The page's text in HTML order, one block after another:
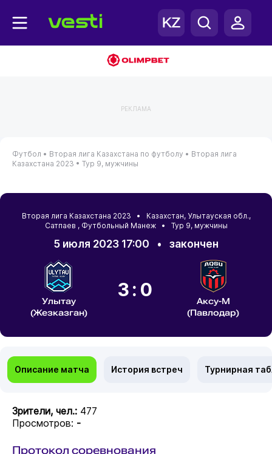
РЕКЛАМА
Футбол • Вторая лига Казахстана по футболу • Вторая лига
Казахстана 2023 • Тур 9, мужчины
Вторая лига Казахстана 2023 • Казахстан, Улытауская обл.,
Сатпаев , Футбольный Манеж • Тур 9, мужчины
5 июля 2023 17:00 • закончен
Улытау
(Жезказган)
3:0
Аксу-М
(Павлодар)
Описание матча История встреч Турнирная
Зрители, чел.: 477
Просмотров: -
Протокол соревнования